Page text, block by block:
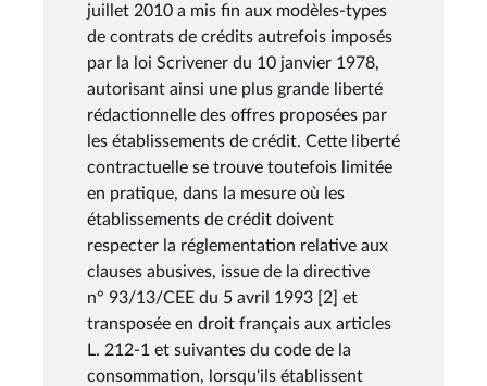
juillet 2010 a mis fin aux modèles-types
de contrats de crédits autrefois imposés
par la loi Scrivener du 10 janvier 1978,
autorisant ainsi une plus grande liberté
rédactionnelle des offres proposées par
les établissements de crédit. Cette liberté
contractuelle se trouve toutefois limitée
en pratique, dans la mesure où les
établissements de crédit doivent
respecter la réglementation relative aux
clauses abusives, issue de la directive
n° 93/13/CEE du 5 avril 1993 [2] et
transposée en droit français aux articles
L. 212-1 et suivantes du code de la
consommation, lorsqu'ils établissent